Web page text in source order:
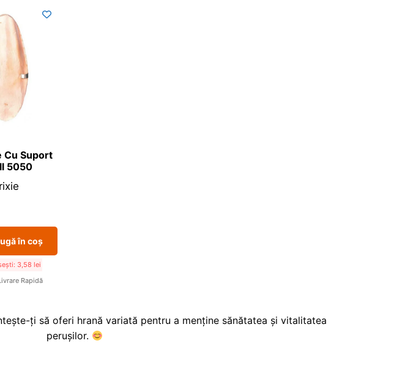
Cu Suport
5050
în coș
3,58lei
Rapidă
ți să oferi hrană variată pentru a menține sănătatea și vitalitatea
perușilor.